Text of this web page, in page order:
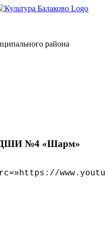
района
ДШИ №4 «Шарм»